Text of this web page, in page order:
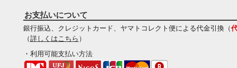
お支払いについて
銀行振込、クレジットカード、ヤマトコレクト便による代金引換（
（詳しくはこちら ）
・利用可能支払い方法